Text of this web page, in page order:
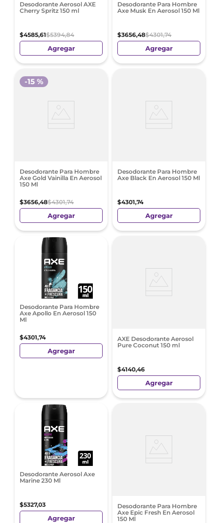
Desodorante Aerosol AXE
Cherry Spritz 150 ml
$4585,61$5394,84
Agregar
Desodorante Para Hombre
Axe Musk En Aerosol 150 Ml
$3656,48$4301,74
Agregar
Desodorante Para Hombre
Axe Gold Vainilla En Aerosol
150 Ml
$3656,48$4301,74
-15 %
Agregar
Desodorante Para Hombre
Axe Black En Aerosol 150 Ml
$4301,74
Agregar
Desodorante Para Hombre
Axe Apollo En Aerosol 150
Ml
$4301,74
Agregar
AXE Desodorante Aerosol
Pure Coconut 150 ml
$4140,46
Agregar
Desodorante Aerosol Axe
Marine 230 Ml
$5327,03
Agregar
Desodorante Para Hombre
Axe Epic Fresh En Aerosol
150 Ml